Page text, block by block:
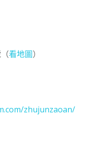
看地圖）
zhujunzaoan/